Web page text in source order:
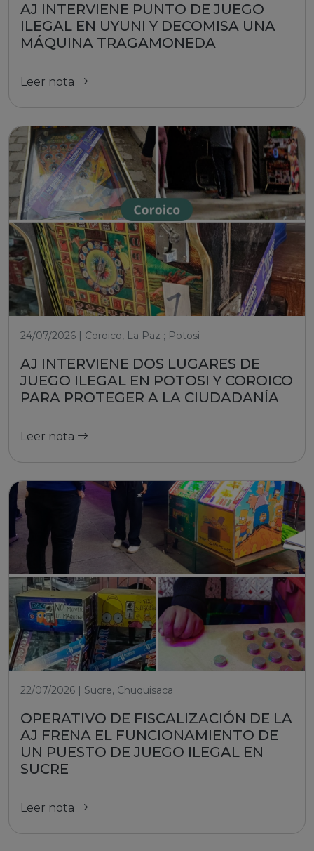
AJ INTERVIENE PUNTO DE JUEGO
ILEGAL EN UYUNI Y DECOMISA UNA
MÁQUINA TRAGAMONEDA
Leer nota
24/07/2026 | Coroico, La Paz ; Potosi
AJ INTERVIENE DOS LUGARES DE
JUEGO ILEGAL EN POTOSI Y COROICO
PARA PROTEGER A LA CIUDADANÍA
Leer nota
22/07/2026 | Sucre, Chuquisaca
OPERATIVO DE FISCALIZACIÓN DE LA
AJ FRENA EL FUNCIONAMIENTO DE
UN PUESTO DE JUEGO ILEGAL EN
SUCRE
Leer nota